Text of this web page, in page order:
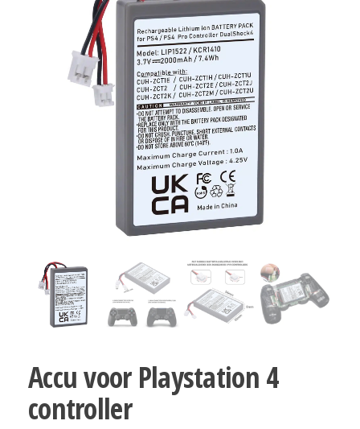
Accu voor Playstation 4
controller